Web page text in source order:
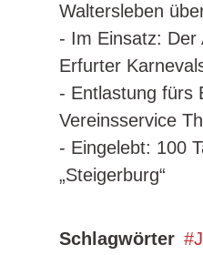
Waltersleben
- Im Einsatz: Der
Erfurter
- Entlastung fürs
Vereinsservice
- Eingelebt: 100
„Steigerburg“
Schlagwörter